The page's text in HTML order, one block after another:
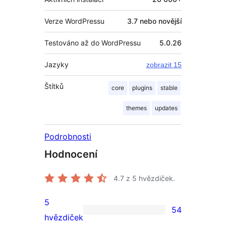
Verze WordPressu 3.7 nebo novější
Testováno až do WordPressu 5.0.26
Jazyky zobrazit 15
Štítků core plugins stable
themes updates
Podrobnosti
Hodnocení
4.7 z 5 hvězdiček.
54
5
hvězdiček
54